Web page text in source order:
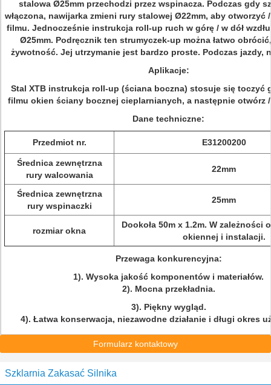
stalowa Ø25mm przechodzi przez wspinacza. Podczas gdy
włączona, nawijarka zmieni rury stalowej Ø22mm, aby otworzyć
filmu. Jednocześnie instrukcja roll-up ruch w górę / w dół
Ø25mm. Podręcznik ten strumyczek-up można łatwo
żywotność. Jej utrzymanie jest bardzo proste. Podczas jazdy,
Aplikacje:
Stal XTB instrukcja roll-up (ściana boczna) stosuje się toczyć
filmu okien ściany bocznej cieplarnianych, a następnie otwórz
Dane techniczne:
Przedmiot nr. E31200200
Średnica zewnętrzna
rury walcowania
22mm
Średnica zewnętrzna
rury wspinaczki
25mm
rozmiar okna
Dookoła 50m x 1.2m. W zależności
okiennej i instalacji.
Przewaga konkurencyjna:
1). Wysoka jakość komponentów i materiałów.
2). Mocna przekładnia.
3). Piękny wygląd.
4). Łatwa konserwacja, niezawodne działanie i długi okres
Formularz kontaktowy
Szklarnia Zakasać Silnika